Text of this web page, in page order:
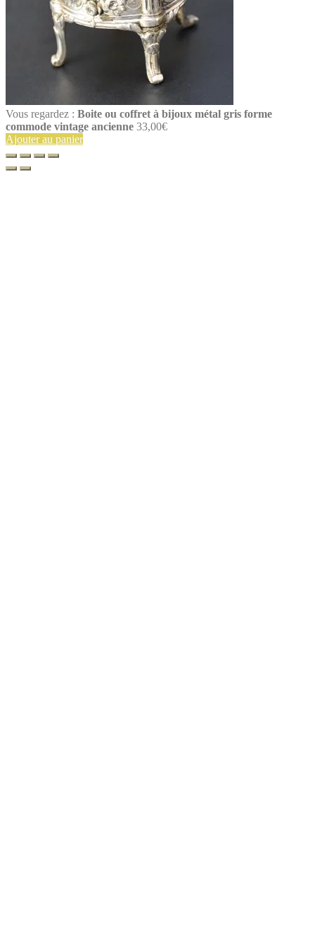
Vous regardez : Boite ou coffret à bijoux métal gris forme
commode vintage ancienne 33,00€
Ajouter au panier